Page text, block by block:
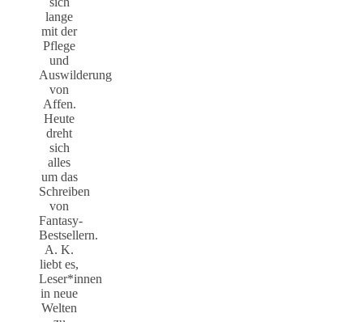
lange
mit der
Pflege
und
Auswilderung
von
Affen.
Heute
dreht
sich
alles
um das
Schreiben
von
Fantasy-
Bestsellern.
A. K.
liebt es,
Leser*innen
in neue
Welten